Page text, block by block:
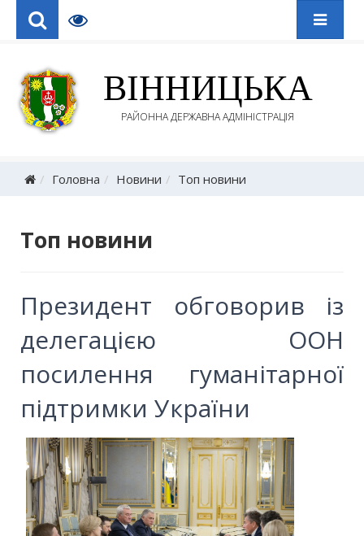
ВІННИЦЬКА
РАЙОННА ДЕРЖАВНА АДМІНІСТРАЦІЯ
Головна Новини Топ новини
Топ новини
Президент обговорив із
делегацією ООН
посилення гуманітарної
підтримки України